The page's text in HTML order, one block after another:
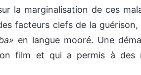
la marginalisation de ces
facteurs clefs de la guérison,
en langue mooré. Une
film et qui a permis à des